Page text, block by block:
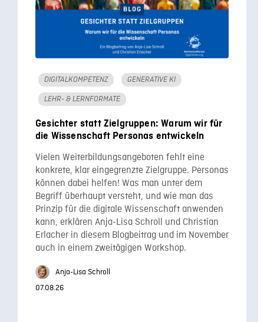
DIGITALKOMPETENZ GENERATIVE KI
LEHR- & LERNFORMATE
Gesichter statt Zielgruppen: Warum wir für
die Wissenschaft Personas entwickeln
Vielen Weiterbildungsangeboten fehlt eine
konkrete, klar eingegrenzte Zielgruppe. Personas
können dabei helfen! Was man unter dem
Begriff überhaupt versteht, und wie man das
Prinzip für die digitale Wissenschaft anwenden
kann, erklären Anja-Lisa Schroll und Christian
Erlacher in diesem Blogbeitrag und im November
auch in einem zweitägigen Workshop.
Anja-Lisa Schroll
07.08.26